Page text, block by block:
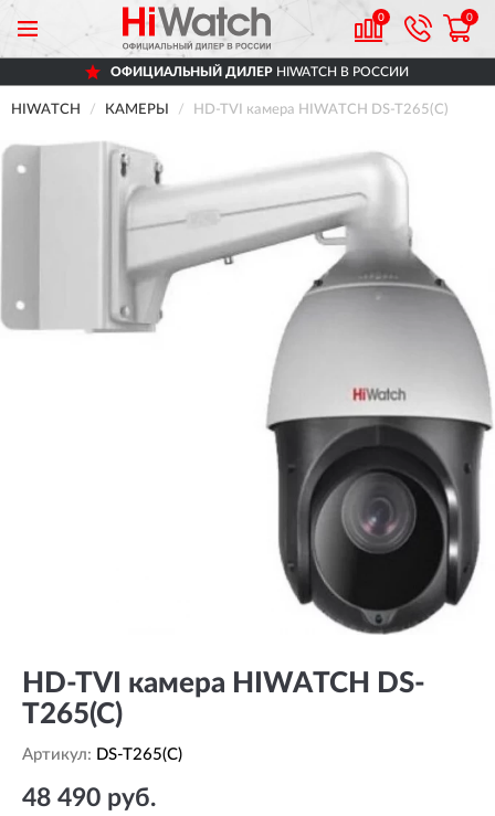
0 0
ОФИЦИАЛЬНЫЙ ДИЛЕРHIWATCH В РОССИИ
HIWATCH КАМЕРЫ HD-TVI камера HIWATCH DS-T265(C)
HD-TVI камера HIWATCH DS-
T265(C)
Артикул: DS-T265(C)
48 490 руб.